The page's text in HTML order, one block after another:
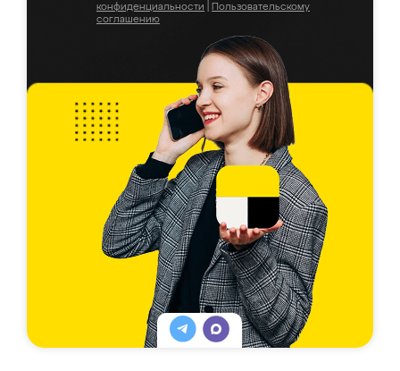
конфиденциальности
Пользовательскому
соглашению